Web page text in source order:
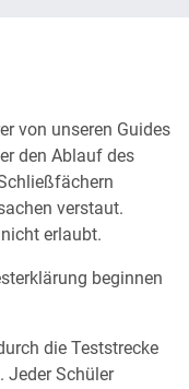
von unseren Guides
den Ablauf des
verstaut.
erlaubt.
beginnen
die Teststrecke
Jeder Schüler